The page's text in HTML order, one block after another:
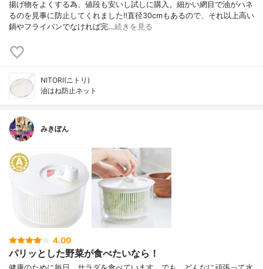
揚げ物をよくする為、値段も安いし試しに購入。細かい網目で油がハネ
るのを見事に防止してくれました‼︎直径30cmもあるので、それ以上高い
鍋やフライパンでなければ完…続きを見る
NITORI(ニトリ)
油はね防止ネット
みきぽん
4.00
パリッとした野菜が食べたいなら！